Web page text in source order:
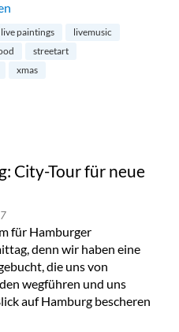
Market in Kreuzberg“
live paintings
livemusic
streetart
xmas
City-Tour für neue
für Hamburger
denn wir haben eine
die uns von
wegführen und uns
auf Hamburg bescheren
Tour für neue Perspektiven“